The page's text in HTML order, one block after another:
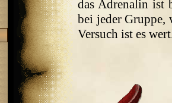
das Adrenalin ist
bei jeder Gruppe,
Versuch ist es